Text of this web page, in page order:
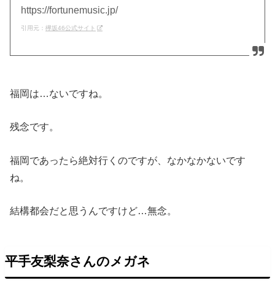
https://fortunemusic.jp/
引用元：欅坂46公式サイト
福岡は…ないですね。
残念です。
福岡であったら絶対行くのですが、なかなかないです
ね。
結構都会だと思うんですけど…無念。
平手友梨奈さんのメガネ